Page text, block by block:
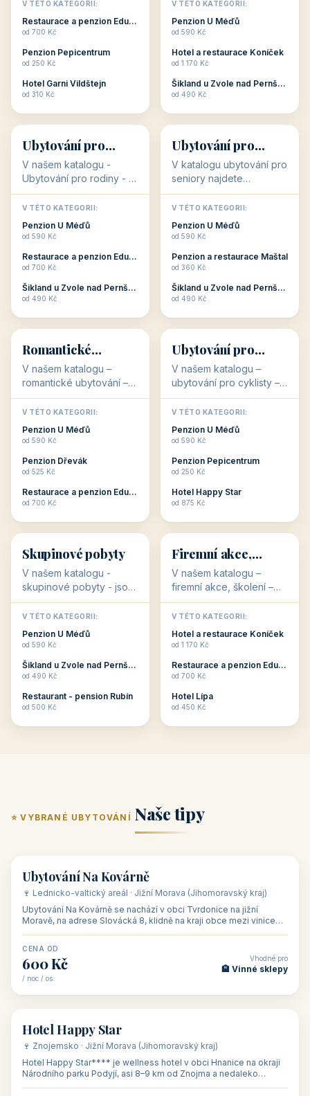
dovolenou přímo
souvisejí. Aktivní
odpočinek jso...
V TÉTO KATEGORII:
Restaurace a penzion Eduard
od 700 Kč
Penzion Pepicentrum
od 250 Kč
Hotel Garni Vildštejn
od 310 Kč
cenově dostupné
ubytování v ČR. Budete
c...
V TÉTO KATEGORII:
Penzion U Méďů
od 590 Kč
Hotel a restaurace Koníček
od 1 170 Kč
Šikland u Zvole nad Pernštejnem
od 490 Kč
👨‍👩‍👧‍👦
👨‍👩‍👧‍👦
34 objektů
Ubytování pro
rodiny
V našem katalogu -
Ubytování pro rodiny -
jsou pro Vás připraveny
objekty, které svojí
polohou či vybaveností,
nabízí klidné ubytování
V TÉTO KATEGORII:
Penzion U Méďů
od 590 Kč
Restaurace a penzion Eduard
od 700 Kč
Šikland u Zvole nad Pernštejnem
od 490 Kč
🧓
🧓
33 objektů
Ubytování pro
seniory
V katalogu ubytování pro
seniory najdete
penziony a hotely, které
jsou přizpůsobeny pro
ubytování klientů vyššího
věku. Některé z nich
V TÉTO KATEGORII:
Penzion U Méďů
od 590 Kč
Penzion a restaurace Maštal
od 360 Kč
Šikland u Zvole nad Pernštejnem
od 490 Kč
💕
💕
Romantické
ubytování
V našem katalogu –
romantické ubytování –
jsou pro Vás připraveny
objekty, které svojí
stavbou, polohou anebo
zaměřením nabízí
Romantické ...
V TÉTO KATEGORII:
Penzion U Méďů
od 590 Kč
Penzion Dřevák
od 525 Kč
Restaurace a penzion Eduard
od 700 Kč
🚴
🚴
32 objektů
Ubytování pro
cyklisty
V našem katalogu –
ubytování pro cyklisty –
jsou pro Vás připraveny
objekty, které jsou na
milovníky cykloturistiky
připraveny. Většinou mají
V TÉTO KATEGORII:
Penzion U Méďů
od 590 Kč
Penzion Pepicentrum
od 250 Kč
Hotel Happy Star
od 875 Kč
👥
👥
32 objektů
Skupinové pobyty
V našem katalogu -
skupinové pobyty - jsou
pro Vás připraveny
objekty, které nabízí
ubytování skupin v
penzionech, hotelích a
Budete překva...
V TÉTO KATEGORII:
Penzion U Méďů
od 590 Kč
Šikland u Zvole nad Pernštejnem
od 490 Kč
Restaurant - pension Rubín
od 500 Kč
💼
💼
31 objektů
Firemní akce,
školení
V našem katalogu –
firemní akce, školení –
jsou pro Vás připraveny
objekty, které mají
zkušenosti pořádat i
menší firemní akce a
ob...
V TÉTO KATEGORII:
Hotel a restaurace Koníček
od 1 170 Kč
Restaurace a penzion Eduard
od 700 Kč
Hotel Lípa
od 450 Kč
⭐ VYBRANÉ UBYTOVÁNÍ Naše tipy
🏡 penzion
Ubytování Na Kovárně
🍷 Lednicko-valtický areál · Jižní Morava (Jihomoravský kraj)
Ubytování Na Kovárně se nachází v obci Tvrdonice na jižní
Moravě, na adrese Slovácká 8, klidně na kraji obce mezi vinicemi,
CENA OD
600 Kč
/ noc / os.
Vhodné pro
🏨 Vinné sklepy
🏨 hotel
Hotel Happy Star
🍷 Znojemsko · Jižní Morava (Jihomoravský kraj)
Hotel Happy Star**** je wellness hotel v obci Hnanice na okraji
Národního parku Podyjí, asi 8–9 km od Znojma a nedaleko